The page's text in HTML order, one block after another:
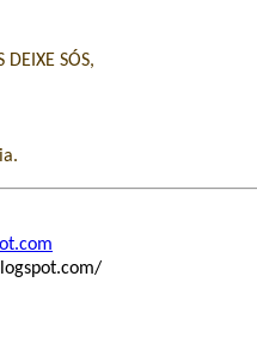
DEIXE SÓS,